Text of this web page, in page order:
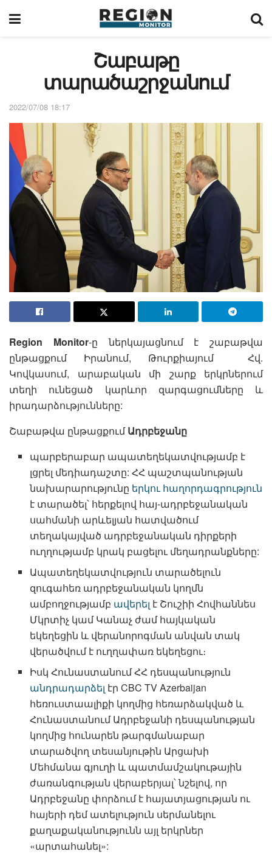
Շաբաթը
տարածաշրջանում
2022/07/08 18:17
Region Monitor-ը ներկայացնում է շաբաթվա
ընթացքում Իրանում, Թուրքիայում Հվ.
Կովկասում, արաբական մի շարք երկրներում
տեղի ունեցած կարևոր զարգացումները և
իրադարձությունները:
Շաբաթվա ընթացքումԱդրբեջանը
պարբերաբար ապատեղեկատվությամբ է
լցրել մեդիադաշտը: ՀՀ պաշտպանության
նախարարությունը երկու հաղորդագրություն
է տարածել՝ հերքելով հայ-ադրբեջանական
սահմանի արևելյան հատվածում
տեղակայված ադրբեջանական դիրքերի
ուղղությամբ կրակ բացելու մեղադրանքները:
Ապատեղեկատվություն տարածելուն
զուգահեռ ադրբեջանական կողմն
ամբողջությամբ ավերել է Շուշիի Հովհաննես
Մկրտիչ կամ Կանաչ ժամ հայկական
եկեղեցին և վերանորոգման անվան տակ
վերածվում է ուղղափառ եկեղեցու։
Իսկ Հունաստանում ՀՀ դեսպանություն
անդրադարձել էր CBC TV Azerbaijan
հեռուստաալիքի կողմից հեռարձակված և
Հունաստանում Ադրբեջանի դեսպանության
կողմից հունարեն թարգմանաբար
տարածվող տեսանյութին Արցախի
Մեհմանա գյուղի և պատմամշակութային
ժառանգության վերաբերյալ՝ նշելով, որ
Ադրբեջանը փորձում է հայատյացության ու
հայերի դեմ ատելություն սերմանելու
քաղաքականությունն այլ երկրներ
«արտահանել»: